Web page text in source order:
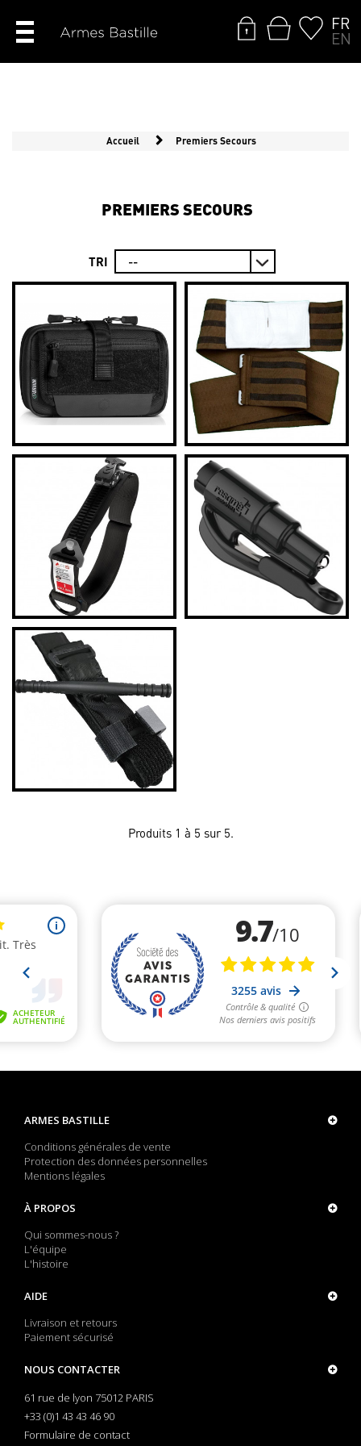
FR
EN
Accueil Premiers Secours
PREMIERS SECOURS
TRI
Produits 1 à 5 sur 5.
ARMES BASTILLE
Conditions générales de vente
Protection des données personnelles
Mentions légales
À PROPOS
Qui sommes-nous ?
L'équipe
L'histoire
AIDE
Livraison et retours
Paiement sécurisé
NOUS CONTACTER
61 rue de lyon 75012 PARIS
+33 (0)1 43 43 46 90
Formulaire de contact